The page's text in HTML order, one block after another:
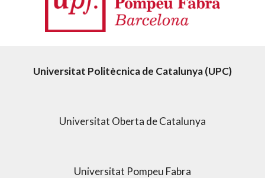
Universitat Politècnica de Catalunya (UPC)
Universitat Oberta de Catalunya
Universitat Pompeu Fabra